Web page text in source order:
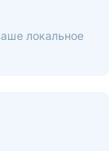
локальное